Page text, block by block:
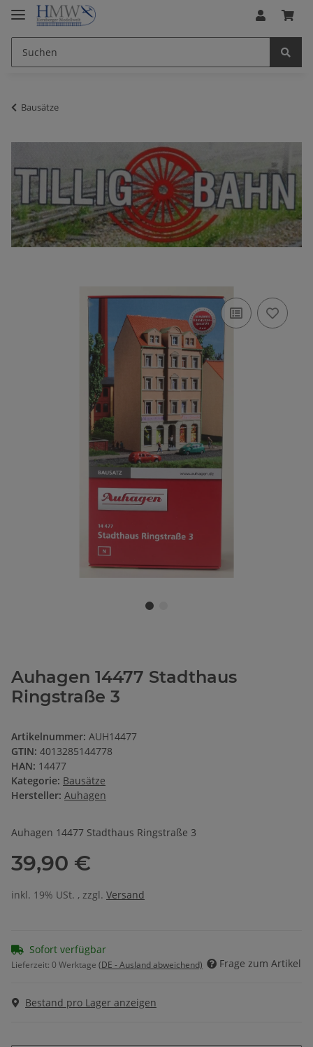
Bausätze
Auhagen 14477 Stadthaus
Ringstraße 3
Artikelnummer: AUH14477
GTIN: 4013285144778
HAN: 14477
Kategorie: Bausätze
Hersteller: Auhagen
Auhagen 14477 Stadthaus Ringstraße 3
39,90 €
inkl. 19% USt. , zzgl. Versand
Sofort verfügbar
Lieferzeit: 0 Werktage (DE - Ausland abweichend) Frage zum Artikel
Bestand pro Lager anzeigen